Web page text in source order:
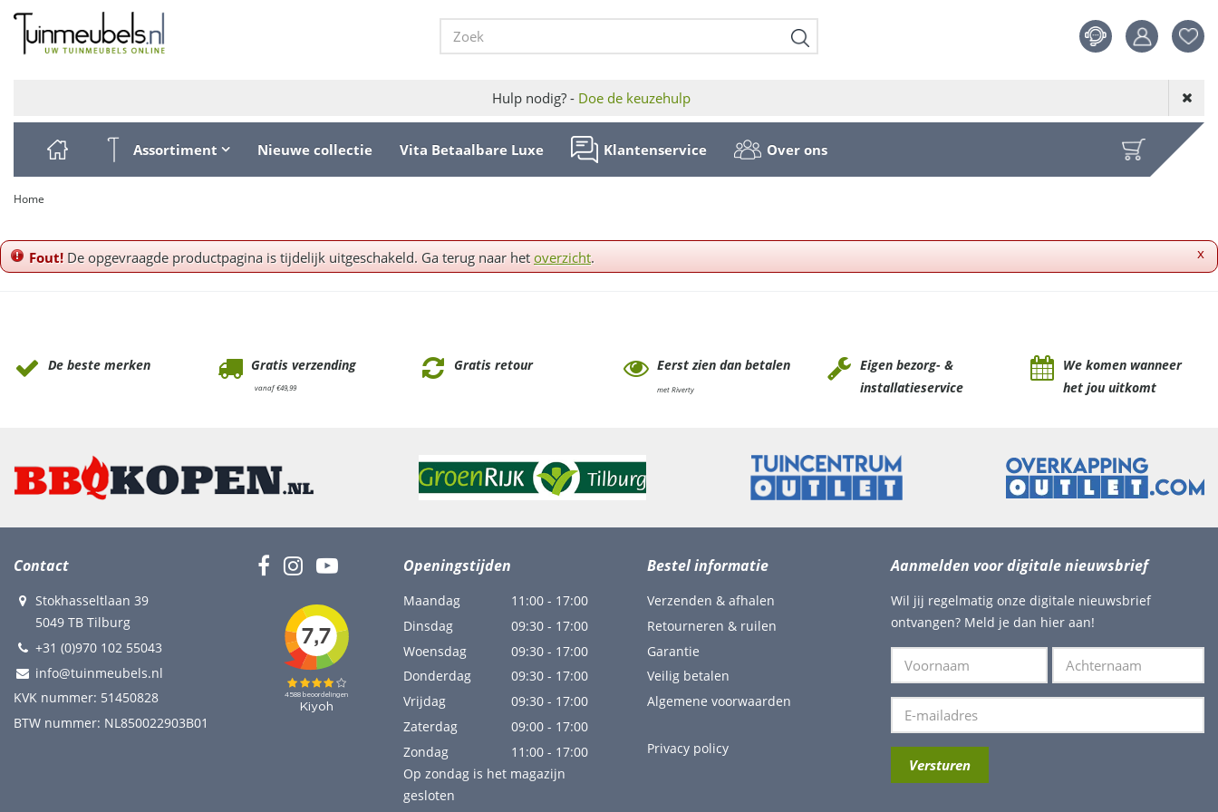
Ga
naar
content
Home
Hulp nodig? - Doe de keuzehulp
Assortiment Nieuwe collectie Vita Betaalbare Luxe Klantenservice Over ons
x
Fout! De opgevraagde productpagina is tijdelijk uitgeschakeld. Ga terug naar hetoverzicht.
De beste merken Gratis verzending
vanaf €49,99
Gratis retour Eerst zien dan betalen
met Riverty
Eigen bezorg- &
installatieservice
We komen wanneer
het jou uitkomt
Contact
Stokhasseltlaan 39
5049 TB Tilburg
+31 (0)970 102 55043
info@tuinmeubels.nl
KVK nummer: 51450828
BTW nummer: NL850022903B01
Openingstijden
Maandag
11:00 - 17:00
Dinsdag
09:30 - 17:00
Woensdag
09:30 - 17:00
Donderdag
09:30 - 17:00
Vrijdag
09:30 - 17:00
Zaterdag
09:00 - 17:00
Zondag
11:00 - 17:00
Op zondag is het magazijn
gesloten
Bestel informatie
Verzenden & afhalen
Retourneren & ruilen
Garantie
Veilig betalen
Algemene voorwaarden
Privacy policy
Aanmelden voor digitale nieuwsbrief
Wil jij regelmatig onze digitale nieuwsbrief
ontvangen? Meld je dan hier aan!